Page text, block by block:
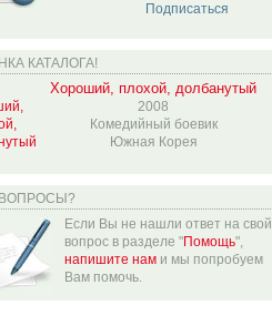
Подписаться
КАТАЛОГА!
Хороший, плохой, долбанутый
2008
Комедийный боевик
Южная Корея
Если Вы не нашли ответ на свой
вопрос в разделе "Помощь",
напишите нам и мы попробуем
Вам помочь.